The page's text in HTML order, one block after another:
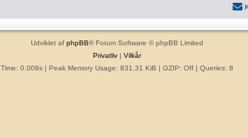
Udviklet af phpBB® Forum Software © phpBB Limited
Privatliv| Vilkår
Time: 0.008s| Peak Memory Usage: 831.31 KiB | GZIP: Off | Queries: 8